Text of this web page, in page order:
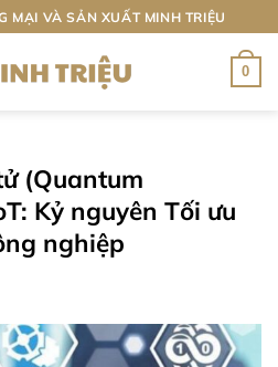
MẠI VÀ SẢN XUẤT MINH TRIỆU
0
(Quantum
Kỷ nguyên Tối ưu
nghiệp